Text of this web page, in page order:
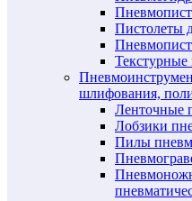
Пистолеты
Текстурные
шлифования,
Ленточные
Лобзики
Пилы